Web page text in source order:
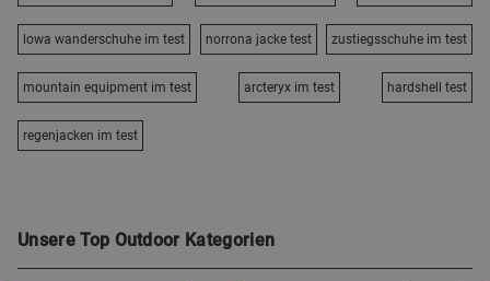
lowa wanderschuhe im test norrona jacke test zustiegsschuhe im test
mountain equipment im test arcteryx im test hardshell test
regenjacken im test
Unsere Top Outdoor Kategorien